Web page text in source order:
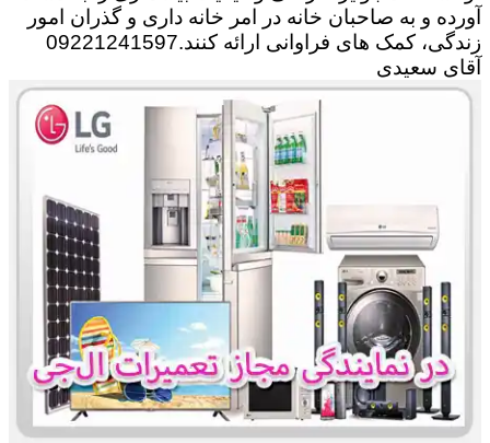
آورده و به صاحبان خانه در امر خانه داری و گذران امور
زندگی، کمک های فراوانی ارائه کنند.09221241597
آقای سعیدی